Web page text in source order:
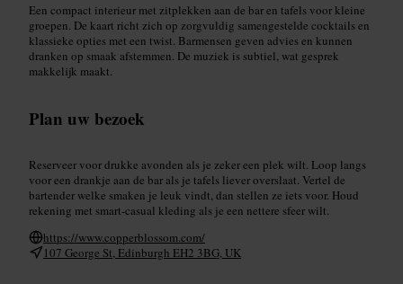
Een compact interieur met zitplekken aan de bar en tafels voor kleine
groepen. De kaart richt zich op zorgvuldig samengestelde cocktails en
klassieke opties met een twist. Barmensen geven advies en kunnen
dranken op smaak afstemmen. De muziek is subtiel, wat gesprek
makkelijk maakt.
Plan uw bezoek
Reserveer voor drukke avonden als je zeker een plek wilt. Loop langs
voor een drankje aan de bar als je tafels liever overslaat. Vertel de
bartender welke smaken je leuk vindt, dan stellen ze iets voor. Houd
rekening met smart-casual kleding als je een nettere sfeer wilt.
https://www.copperblossom.com/
107 George St, Edinburgh EH2 3BG, UK